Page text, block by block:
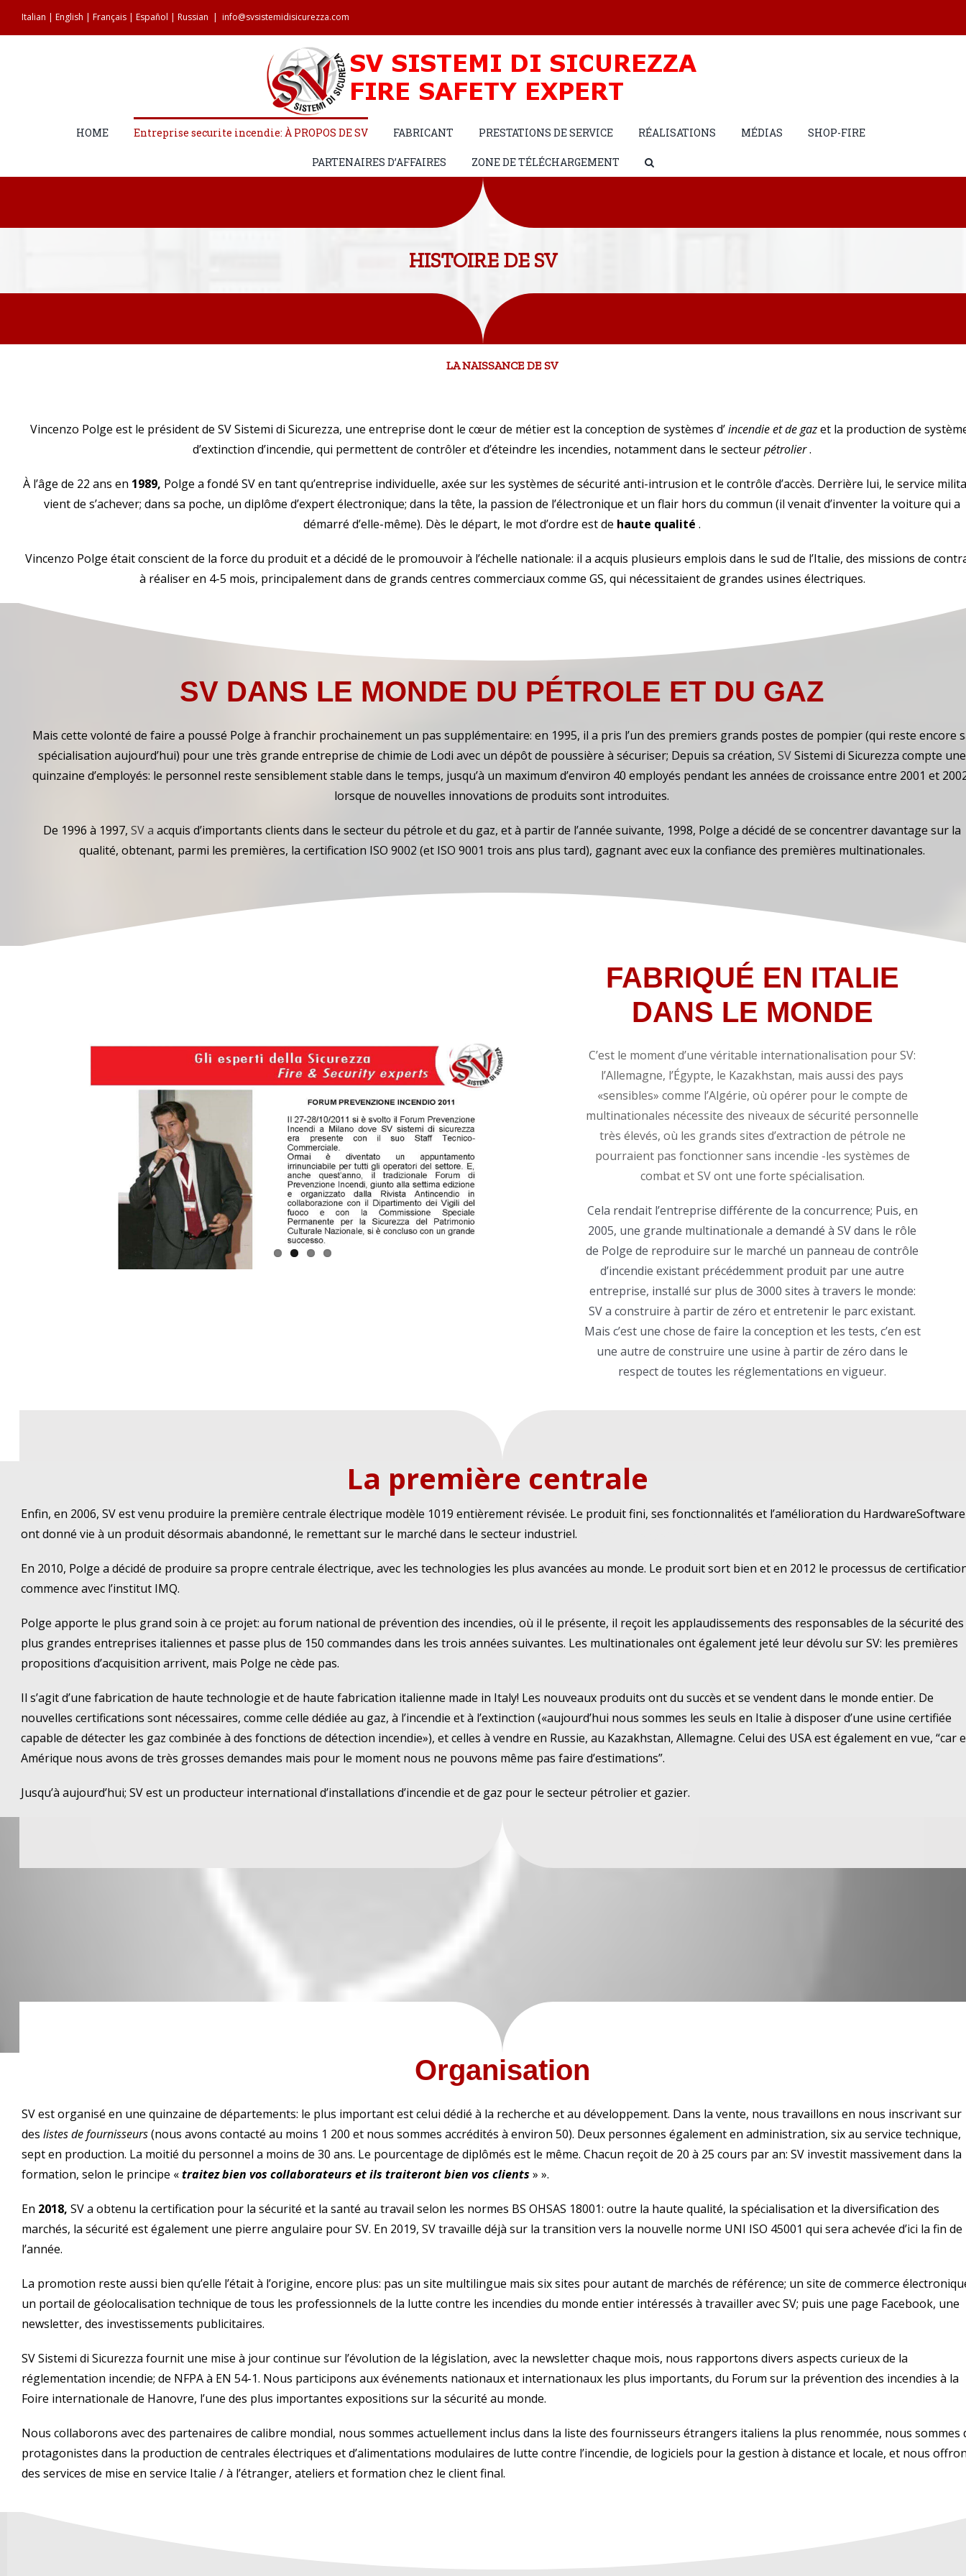
Italian | English | Français | Español | Russian | info@svsistemidisicurezza.com
HOME Entreprise securite incendie: À PROPOS DE SV FABRICANT PRESTATIONS DE SERVICE RÉALISATIONS MÉDIAS SHOP-FIRE
PARTENAIRES D’AFFAIRES ZONE DE TÉLÉCHARGEMENT
HISTOIRE DE SV
LA NAISSANCE DE SV
Vincenzo Polge est le président de SV Sistemi di Sicurezza, une entreprise dont le cœur de métier est la conception de systèmes d’incendie et de gazet la production de
d’extinction d’incendie, qui permettent de contrôler et d’éteindre les incendies, notamment dans le secteurpétrolier.
À l’âge de 22 ans en 1989, Polge a fondé SV en tant qu’entreprise individuelle, axée sur les systèmes de sécurité anti-intrusion et le contrôle d’accès. Derrière lui, le service
vient de s’achever;dans sa poche, un diplôme d’expert électronique;dans la tête, la passion de l’électronique et un flair hors du commun (il venait d’inventer la voiture qui a
démarré d’elle-même). Dès le départ, le mot d’ordre est de haute qualité .
Vincenzo Polge était conscient de la force du produit et a décidé de le promouvoir à l’échelle nationale: il a acquis plusieurs emplois dans le sud de l’Italie, des missions de
à réaliser en 4-5 mois, principalement dans de grands centres commerciaux comme GS, qui nécessitaient de grandes usines électriques.
SV DANS LE MONDE DU PÉTROLE ET DU GAZ
Mais cette volonté de faire a poussé Polge à franchir prochainement un pas supplémentaire: en 1995, il a pris l’un des premiers grands postes de pompier (qui reste encore
spécialisation aujourd’hui) pour une très grande entreprise de chimie de Lodi avec un dépôt de poussière à sécuriser; Depuis sa création, SVSistemi di Sicurezza compte une
quinzaine d’employés: le personnel reste sensiblement stable dans le temps, jusqu’à un maximum d’environ 40 employés pendant les années de croissance entre 2001 et
lorsque de nouvelles innovations de produits sont introduites.
De 1996 à 1997, SV a acquis d’importants clients dans le secteur du pétrole et du gaz, et à partir de l’année suivante, 1998, Polge a décidé de se concentrer davantage sur la
qualité, obtenant, parmi les premières, la certification ISO 9002 (et ISO 9001 trois ans plus tard), gagnant avec eux la confiance des premières multinationales.
FABRIQUÉ EN ITALIE
DANS LE MONDE
C’est le moment d’une véritable internationalisation pour SV:
l’Allemagne, l’Égypte, le Kazakhstan, mais aussi des pays
«sensibles» comme l’Algérie, où opérer pour le compte de
multinationales nécessite des niveaux de sécurité personnelle
très élevés, où les grands sites d’extraction de pétrole ne
pourraient pas fonctionner sans incendie -les systèmes de
combat et SV ont une forte spécialisation.
Cela rendait l’entreprise différente de la concurrence; Puis, en
2005, une grande multinationale a demandé à SV dans le rôle
de Polge de reproduire sur le marché un panneau de contrôle
d’incendie existant précédemment produit par une autre
entreprise, installé sur plus de 3000 sites à travers le monde:
SV a construire à partir de zéro et entretenir le parc existant.
Mais c’est une chose de faire la conception et les tests, c’en est
une autre de construire une usine à partir de zéro dans le
respect de toutes les réglementations en vigueur.
La première centrale
Enfin, en 2006, SV est venu produire la première centrale électrique modèle 1019 entièrement révisée. Le produit fini, ses fonctionnalités et l’amélioration du HardwareSoftware
ont donné vie à un produit désormais abandonné, le remettant sur le marché dans le secteur industriel.
En 2010, Polge a décidé de produire sa propre centrale électrique, avec les technologies les plus avancées au monde. Le produit sort bien et en 2012 le processus de
commence avec l’institut IMQ.
Polge apporte le plus grand soin à ce projet: au forum national de prévention des incendies, où il le présente, il reçoit les applaudissements des responsables de la sécurité des
plus grandes entreprises italiennes et passe plus de 150 commandes dans les trois années suivantes. Les multinationales ont également jeté leur dévolu sur SV: les premières
propositions d’acquisition arrivent, mais Polge ne cède pas.
Il s’agit d’une fabrication de haute technologie et de haute fabrication italienne made in Italy! Les nouveaux produits ont du succès et se vendent dans le monde entier. De
nouvelles certifications sont nécessaires, comme celle dédiée au gaz, à l’incendie et à l’extinction («aujourd’hui nous sommes les seuls en Italie à disposer d’une usine certifiée
capable de détecter les gaz combinée à des fonctions de détection incendie»), et celles à vendre en Russie, au Kazakhstan, Allemagne. Celui des USA est également en vue, “car
Amérique nous avons de très grosses demandes mais pour le moment nous ne pouvons même pas faire d’estimations”.
Jusqu’à aujourd’hui; SV est un producteur international d’installations d’incendie et de gaz pour le secteur pétrolier et gazier.
Organisation
SV est organisé en une quinzaine de départements: le plus important est celui dédié à la recherche et au développement. Dans la vente, nous travaillons en nous inscrivant sur
des listes de fournisseurs(nous avons contacté au moins 1 200 et nous sommes accrédités à environ 50). Deux personnes également en administration, six au service technique,
sept en production. La moitié du personnel a moins de 30 ans. Le pourcentage de diplômés est le même. Chacun reçoit de 20 à 25 cours par an: SV investit massivement dans la
formation, selon le principe «traitez bien vos collaborateurs et ils traiteront bien vos clients » ».
En 2018, SV a obtenu la certification pour la sécurité et la santé au travail selon les normes BS OHSAS 18001: outre la haute qualité, la spécialisation et la diversification des
marchés, la sécurité est également une pierre angulaire pour SV. En 2019, SV travaille déjà sur la transition vers la nouvelle norme UNI ISO 45001 qui sera achevée d’ici la fin de
l’année.
La promotion reste aussi bien qu’elle l’était à l’origine, encore plus: pas un site multilingue mais six sites pour autant de marchés de référence; un site de commerce
un portail de géolocalisation technique de tous les professionnels de la lutte contre les incendies du monde entier intéressés à travailler avec SV; puis une page Facebook, une
newsletter, des investissements publicitaires.
SV Sistemi di Sicurezza fournit une mise à jour continue sur l’évolution de la législation, avec la newsletter chaque mois, nous rapportons divers aspects curieux de la
réglementation incendie; de NFPA à EN 54-1. Nous participons aux événements nationaux et internationaux les plus importants, du Forum sur la prévention des incendies à la
Foire internationale de Hanovre, l’une des plus importantes expositions sur la sécurité au monde.
Nous collaborons avec des partenaires de calibre mondial, nous sommes actuellement inclus dans la liste des fournisseurs étrangers italiens la plus renommée, nous sommes
protagonistes dans la production de centrales électriques et d’alimentations modulaires de lutte contre l’incendie, de logiciels pour la gestion à distance et locale, et nous
des services de mise en service Italie / à l’étranger, ateliers et formation chez le client final.